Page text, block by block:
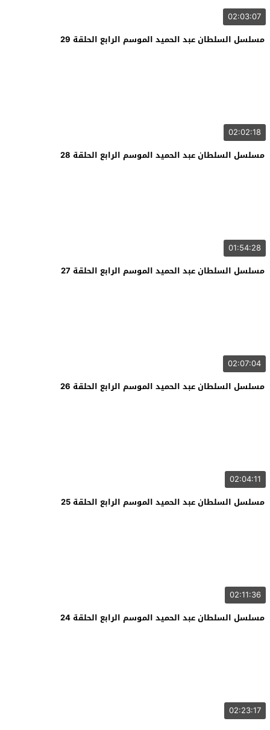
02:03:07
مسلسل السلطان عبد الحميد الموسم الرابع الحلقة 29
02:02:18
مسلسل السلطان عبد الحميد الموسم الرابع الحلقة 28
01:54:28
مسلسل السلطان عبد الحميد الموسم الرابع الحلقة 27
02:07:04
مسلسل السلطان عبد الحميد الموسم الرابع الحلقة 26
02:04:11
مسلسل السلطان عبد الحميد الموسم الرابع الحلقة 25
02:11:36
مسلسل السلطان عبد الحميد الموسم الرابع الحلقة 24
02:23:17